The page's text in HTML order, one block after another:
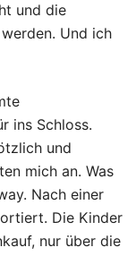
und die
Und ich
ins Schloss.
und
mich an. Was
Nach einer
Die Kinder
nur über die